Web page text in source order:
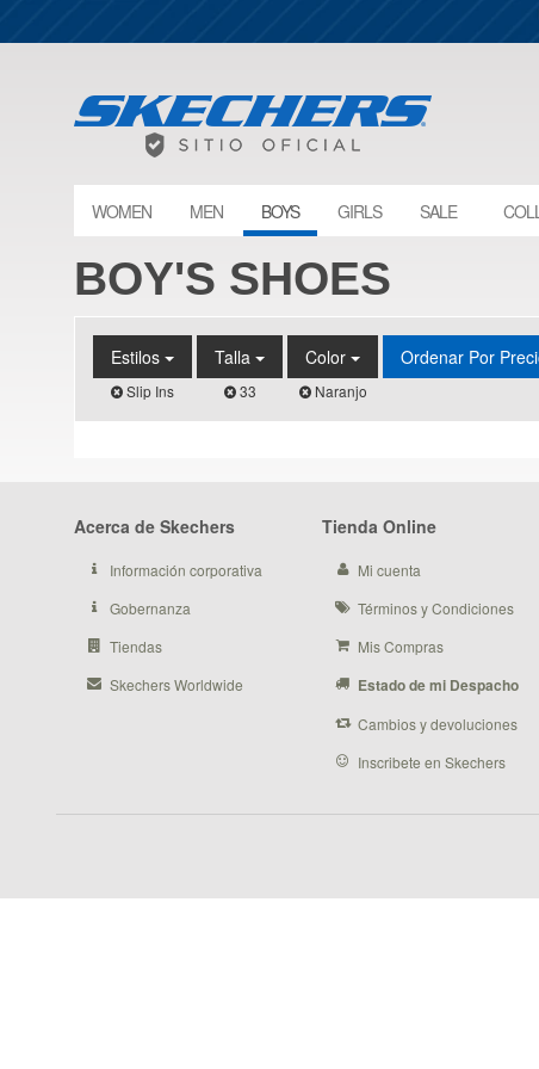
WOMEN MEN BOYS GIRLS SALE
BOY'S SHOES
Estilos
Slip Ins
Talla
33
Color
Naranjo
Ordenar Por
Acerca de Skechers
Información corporativa
Gobernanza
Tiendas
Skechers Worldwide
Tienda Online
Mi cuenta
Términos y Condiciones
Mis Compras
Estado de mi Despacho
Cambios y devoluciones
Inscribete en Skechers